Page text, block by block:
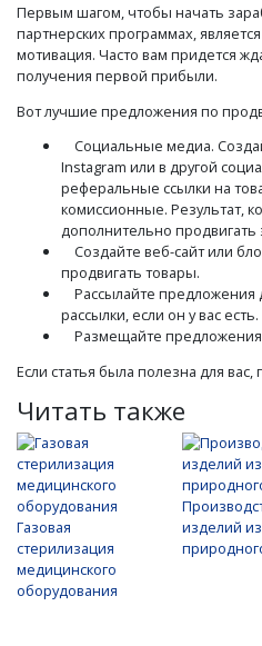
Первым шагом, чтобы начать
партнерских программах,
мотивация. Часто вам придется
получения первой прибыли.
Вот лучшие предложения по
Социальные медиа.
Instagram или в другой
реферальные ссылки на
комиссионные. Результат,
дополнительно продвигать
Создайте веб-сайт или
продвигать товары.
Рассылайте предложения
рассылки, если он у вас есть.
Размещайте предложения
Если статья была полезна для
Читать также
Газовая
стерилизация
медицинского
оборудования
изделий из